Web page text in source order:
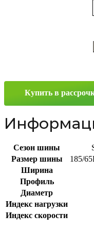
Купить в
Сезон шины
Размер шины
185/
Ширина
Профиль
Диаметр
Индекс нагрузки
Индекс скорости